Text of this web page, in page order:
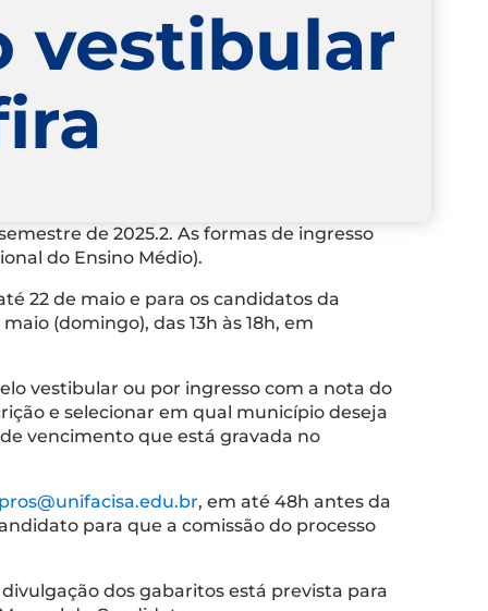
vestibular
de 2025.2. As formas de ingresso
do Ensino Médio).
22 de maio e para os candidatos da
(domingo), das 13h às 18h, em
vestibular ou por ingresso com a nota do
e selecionar em qual município deseja
vencimento que está gravada no
, em até 48h antes da
para que a comissão do processo
dos gabaritos está prevista para